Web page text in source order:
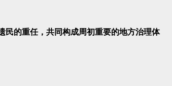
的重任，共同构成周初重要的地方治理体